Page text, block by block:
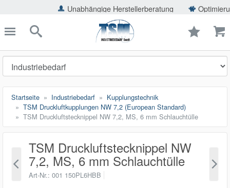
Unabhängige Herstellerberatung Optimierung der
schließen
Suche
Startseite Industriebedarf
Kupplungstechnik
TSM Druckluftkupplungen NW 7,2 (European Standard)
TSM Druckluftstecknippel NW 7,2, MS, 6 mm Schlauchtülle
TSM Druckluftstecknippel NW
7,2, MS, 6 mm Schlauchtülle
Art-Nr. 001 150PL6HBB